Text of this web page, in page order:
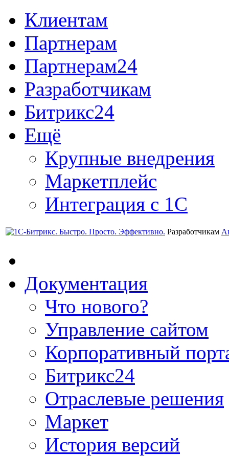
Клиентам
Партнерам
Партнерам24
Разработчикам
Битрикс24
Ещё
Крупные внедрения
Маркетплейс
Интеграция с 1С
Разработчикам
Документация
Что нового?
Управление сайтом
Корпоративный
Битрикс24
Отраслевые решения
Маркет
История версий